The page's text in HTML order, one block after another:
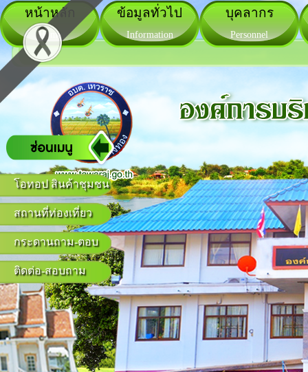
โอทอป สินค้าชุมชน
สถานที่ท่องเที่ยว
กระดานถาม-ตอบ
ติดต่อ-สอบถาม
หน้าหลัก
Home
ข้อมูลทั่วไป
Information
บุคลากร
Personnel